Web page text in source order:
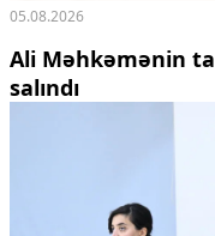
05.08.2026
Ali Məhkəmənin
salındı